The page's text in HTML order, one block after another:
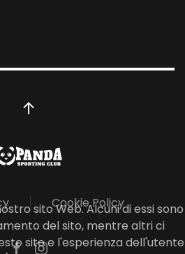
Cookie Policy
sito Web. Alcuni di essi sono
del sito, mentre altri ci
sito e l'esperienza dell'utente